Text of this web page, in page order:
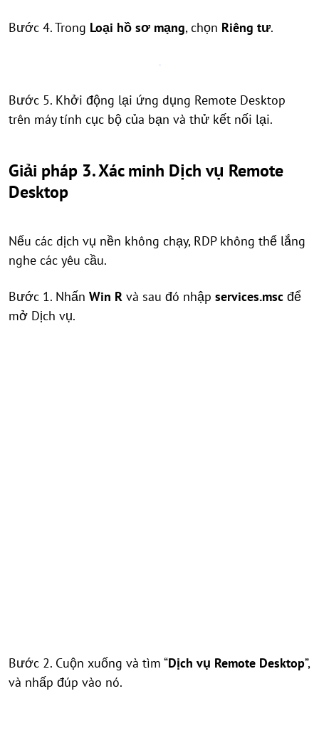
Bước 4. Trong Loại hồ sơ mạng, chọn Riêng tư.
Bước 5. Khởi động lại ứng dụng Remote Desktop
trên máy tính cục bộ của bạn và thử kết nối lại.
Giải pháp 3. Xác minh Dịch vụ Remote
Desktop
Nếu các dịch vụ nền không chạy, RDP không thể lắng
nghe các yêu cầu.
Bước 1. Nhấn Win R và sau đó nhập services.msc để
mở Dịch vụ.
Bước 2. Cuộn xuống và tìm “Dịch vụ Remote Desktop”,
và nhấp đúp vào nó.